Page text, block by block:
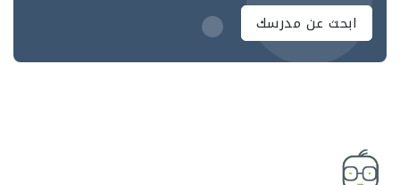
ابحث عن مدرسك